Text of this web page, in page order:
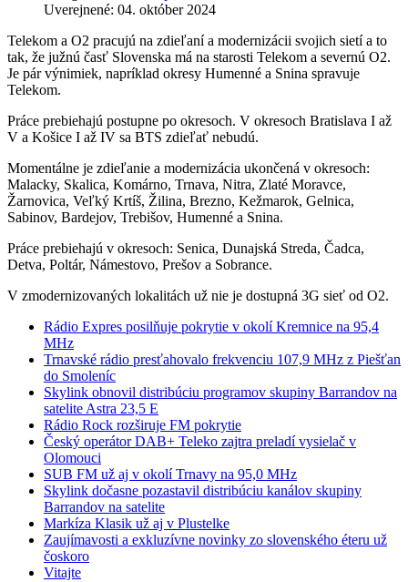
Uverejnené: 04. október 2024
Telekom a O2 pracujú na zdieľaní a modernizácii svojich sietí a to
tak, že južnú časť Slovenska má na starosti Telekom a severnú O2.
Je pár výnimiek, napríklad okresy Humenné a Snina spravuje
Telekom.
Práce prebiehajú postupne po okresoch. V okresoch Bratislava I až
V a Košice I až IV sa BTS zdieľať nebudú.
Momentálne je zdieľanie a modernizácia ukončená v okresoch:
Malacky, Skalica, Komárno, Trnava, Nitra, Zlaté Moravce,
Žarnovica, Veľký Krtíš, Žilina, Brezno, Kežmarok, Gelnica,
Sabinov, Bardejov, Trebišov, Humenné a Snina.
Práce prebiehajú v okresoch: Senica, Dunajská Streda, Čadca,
Detva, Poltár, Námestovo, Prešov a Sobrance.
V zmodernizovaných lokalitách už nie je dostupná 3G sieť od O2.
Rádio Expres posilňuje pokrytie v okolí Kremnice na 95,4
MHz
Trnavské rádio presťahovalo frekvenciu 107,9 MHz z Piešťan
do Smoleníc
Skylink obnovil distribúciu programov skupiny Barrandov na
satelite Astra 23,5 E
Rádio Rock rozširuje FM pokrytie
Český operátor DAB+ Teleko zajtra preladí vysielač v
Olomouci
SUB FM už aj v okolí Trnavy na 95,0 MHz
Skylink dočasne pozastavil distribúciu kanálov skupiny
Barrandov na satelite
Markíza Klasik už aj v Plustelke
Zaujímavosti a exkluzívne novinky zo slovenského éteru už
čoskoro
Vitajte